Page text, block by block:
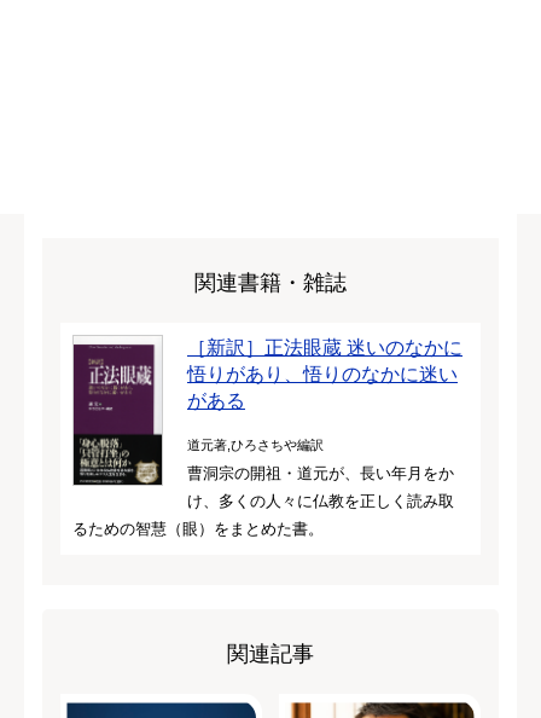
関連書籍・雑誌
［新訳］正法眼蔵 迷いのなかに
悟りがあり、悟りのなかに迷い
がある
道元著,ひろさちや編訳
曹洞宗の開祖・道元が、長い年月をか
け、多くの人々に仏教を正しく読み取
るための智慧（眼）をまとめた書。
関連記事